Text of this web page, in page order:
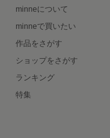
minneについて
minneで買いたい
作品をさがす
ショップをさがす
ランキング
特集